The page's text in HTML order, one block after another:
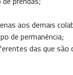
aos demais
de permanência;
das que são